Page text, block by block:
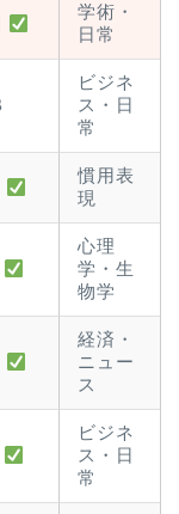
学術・
日常
ビジネ
ス・日
常
慣用表
現
心理
学・生
物学
経済・
ニュー
ス
ビジネ
ス・日
常